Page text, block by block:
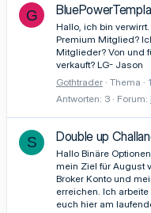
G
Hallo, ich bin
Premium Mitglied?
Mitglieder? Von und
verkauft? LG- Jason
Gothtrader Thema
Antworten: 3
Forum:
S Double up
Hallo Binäre
mein Ziel für August
Broker Konto und
erreichen. Ich
euch hier am